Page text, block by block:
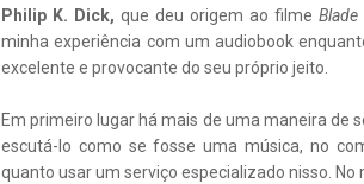
Philip K. Dick, que deu origem ao filmeBlade
minha experiência com um audiobook
excelente e provocante do seu próprio jeito.
Em primeiro lugar há mais de uma maneira de
escutá-lo como se fosse uma música, no
quanto usar um serviço especializado nisso. No